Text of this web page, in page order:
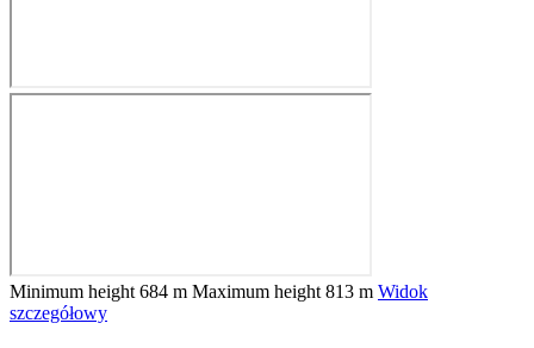
Minimum height 684 m Maximum height 813 m Widok
szczegółowy